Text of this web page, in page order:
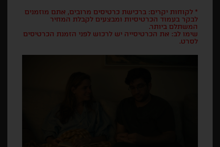
* לקוחות יקרים: ברכישת כרטיסים מרובים, אתם מוזמנים
לבקר בעמוד הכרטיסיות ומבצעים לקבלת המחיר
המשתלם ביותר.
שימו לב: את הכרטיסייה יש לרכוש לפני הזמנת הכרטיסים
לסרט.